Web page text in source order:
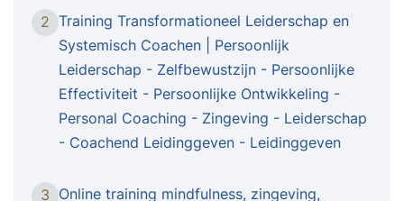
dan 15 jaar bewezen. Leer tijdens deze 5-daagse
training om inzicht te krijgen in wat jouw
werkelijke drijfveren zijn en werk aan je
persoonlijke ontwikkeling. TRAINING DE DUIK |
5-daagse training voor persoonlijke ontwikkeling
en groei.LAAT OUDE BALLST LOS, INNERLIJKE
RUST, ZELFVERTROUWEN, KRACHT, PASSIE EN
2 Training Transformationeel Leiderschap en
Systemisch Coachen | Persoonlijk
Leiderschap - Zelfbewustzijn - Persoonlijke
Effectiviteit - Persoonlijke Ontwikkeling -
Personal Coaching - Zingeving - Leiderschap
- Coachend Leidinggeven - Leidinggeven
3 Online training mindfulness, zingeving,